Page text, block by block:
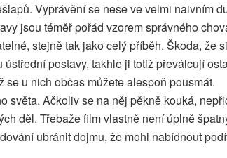
Vyprávění se nese ve velmi naivním
jsou téměř pořád vzorem správného
stejně tak jako celý příběh. Škoda, že
postavy, takhle ji totiž převálcují
u nich občas můžete alespoň pousmát.
světa. Ačkoliv se na něj pěkně kouká,
děl. Třebaže film vlastně není úplně
ubránit dojmu, že mohl nabídnout